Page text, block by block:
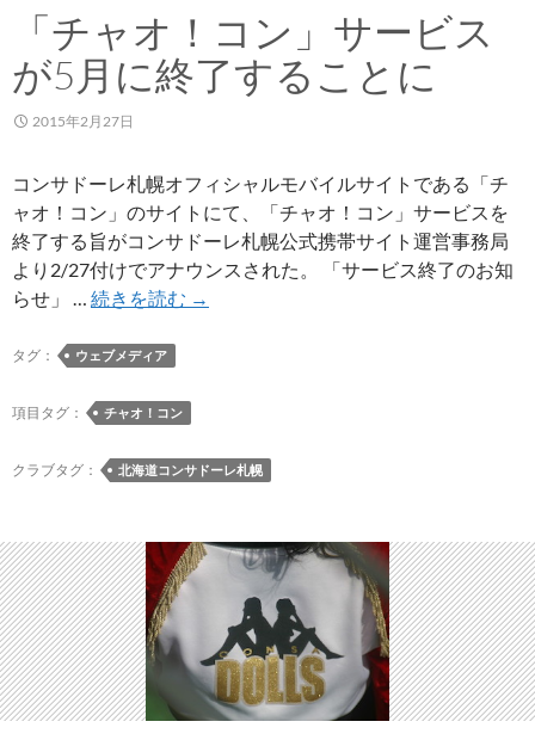
「ネ
ッ
ク
2015」
「リ
ン
グ
付
キ
ホ
ダ
「サ
ン
シ
ェ
ー
ド」
「サ
「チャオ！コン」サービス
が5月に終了することに
2015年2月27日
コンサドーレ札幌オフィシャルモバイルサイトである「チ
ャオ！コン」のサイトにて、「チャオ！コン」サービスを
終了する旨がコンサドーレ札幌公式携帯サイト運営事務局
より2/27付けでアナウンスされた。 「サービス終了のお知
らせ」 … 続きを読む 「チ
ー
が
5
終
了
す
→
タグ： ウェブメディア
項目タグ： チャオ！コン
クラブタグ： 北海道コンサドーレ札幌